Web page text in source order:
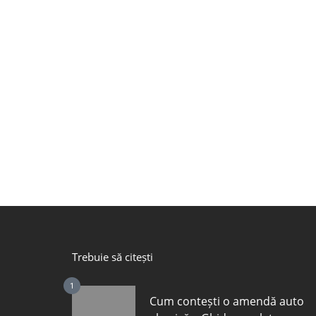
Trebuie să citești
1
Cum contești o amendă auto